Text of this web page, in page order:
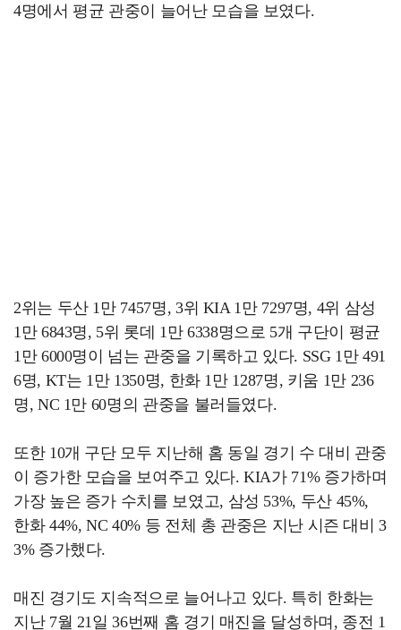
4명에서 평균 관중이 늘어난 모습을 보였다.
2위는 두산 1만 7457명, 3위 KIA 1만 7297명, 4위 삼성
1만 6843명, 5위 롯데 1만 6338명으로 5개 구단이 평균
1만 6000명이 넘는 관중을 기록하고 있다. SSG 1만 491
6명, KT는 1만 1350명, 한화 1만 1287명, 키움 1만 236
명, NC 1만 60명의 관중을 불러들였다.
또한 10개 구단 모두 지난해 홈 동일 경기 수 대비 관중
이 증가한 모습을 보여주고 있다. KIA가 71% 증가하며
가장 높은 증가 수치를 보였고, 삼성 53%, 두산 45%,
한화 44%, NC 40% 등 전체 총 관중은 지난 시즌 대비 3
3% 증가했다.
매진 경기도 지속적으로 늘어나고 있다. 특히 한화는
지난 7월 21일 36번째 홈 경기 매진을 달성하며, 종전 1